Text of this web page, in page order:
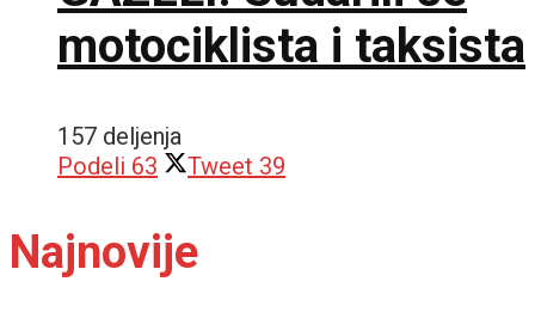
motociklista i taksista
157 deljenja
Podeli 63 Tweet 39
Najnovije